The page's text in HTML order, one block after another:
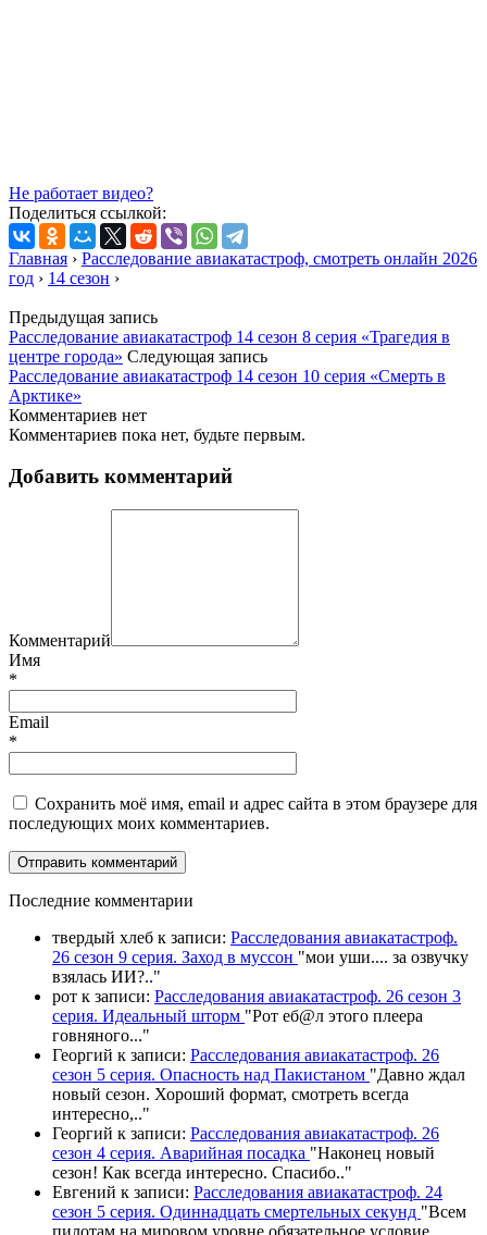
Не работает видео?
Поделиться ссылкой:
Главная › Расследование авиакатастроф, смотреть онлайн 2026
год › 14 сезон ›
Предыдущая запись
Расследование авиакатастроф 14 сезон 8 серия «Трагедия в
центре города» Следующая запись
Расследование авиакатастроф 14 сезон 10 серия «Смерть в
Арктике»
Комментариев нет
Комментариев пока нет, будьте первым.
Добавить комментарий
Комментарий
Имя
*
Email
*
Сохранить моё имя, email и адрес сайта в этом браузере для
последующих моих комментариев.
Последние комментарии
твердый хлеб к записи: Расследования авиакатастроф.
26 сезон 9 серия. Заход в муссон "мои уши.... за озвучку
взялась ИИ?.."
рот к записи: Расследования авиакатастроф. 26 сезон 3
серия. Идеальный шторм "Рот еб@л этого плеера
говняного..."
Георгий к записи: Расследования авиакатастроф. 26
сезон 5 серия. Опасность над Пакистаном "Давно ждал
новый сезон. Хороший формат, смотреть всегда
интересно,.."
Георгий к записи: Расследования авиакатастроф. 26
сезон 4 серия. Аварийная посадка "Наконец новый
сезон! Как всегда интересно. Спасибо.."
Евгений к записи: Расследования авиакатастроф. 24
сезон 5 серия. Одиннадцать смертельных секунд "Всем